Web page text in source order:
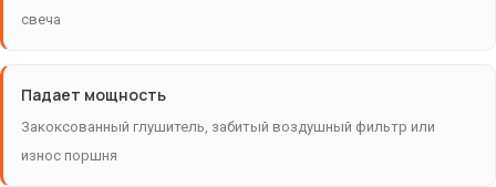
свеча
Падает мощность
Закоксованный глушитель, забитый воздушный фильтр или
износ поршня